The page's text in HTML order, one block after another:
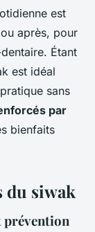
est
après, pour
Étant
est idéal
sans
par
bienfaits
du siwak
prévention